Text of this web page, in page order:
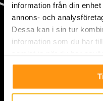
information från din
annons- och
Dessa kan i sin tur
information som du har